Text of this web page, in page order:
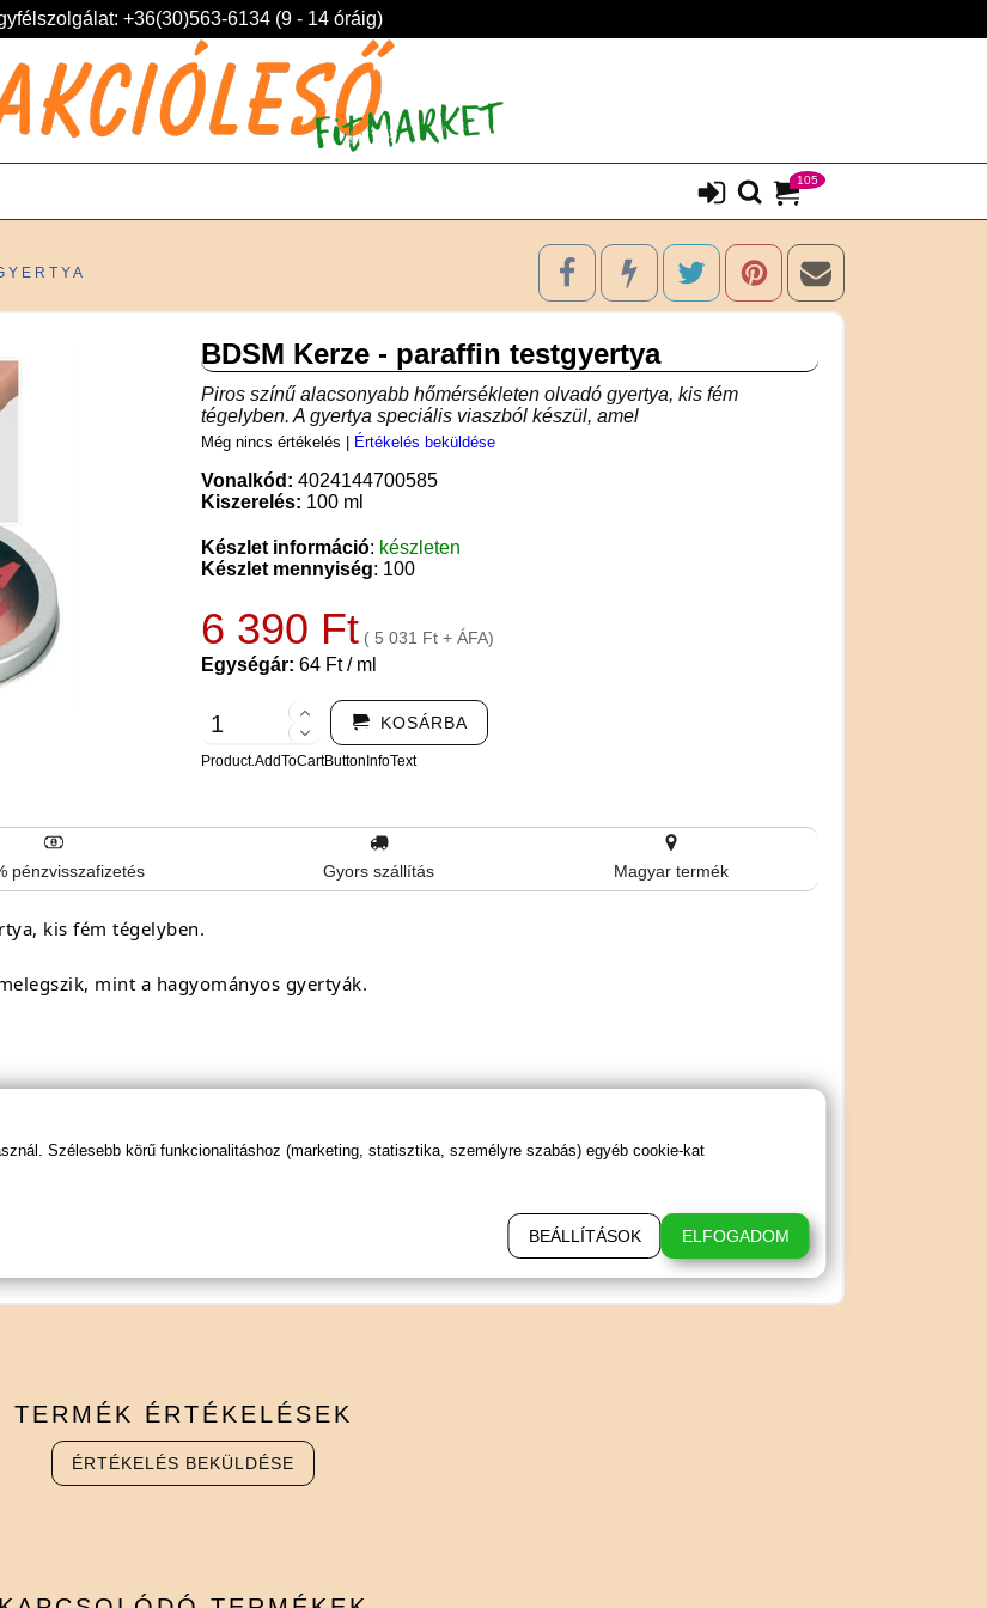
+36(30)563-6134 (9 - 14 óráig)
105
BDSM Kerze - paraffin testgyertya
Piros színű alacsonyabb hőmérsékleten olvadó gyertya, kis fém
tégelyben. A gyertya speciális viaszból készül, amel
Még nincs értékelés Értékelés beküldése
Vonalkód: 4024144700585
Kiszerelés: 100 ml
Készlet információ: készleten
Készlet mennyiség: 100
6 390 Ft ( 5 031 Ft + ÁFA)
Egységár: 64 Ft / ml
KOSÁRBA
Product.AddToCartButtonInfoText
pénzvisszafizetés Gyors szállítás Magyar termék
kis fém tégelyben.
mint a hagyományos gyertyák.
vagy ágyneműből, normál mosószerrel.
TERMÉK ÉRTÉKELÉSEK
ÉRTÉKELÉS BEKÜLDÉSE
Szélesebb körű funkcionalitáshoz (marketing, statisztika, személyre szabás) egyéb cookie-kat
BEÁLLÍTÁSOK ELFOGADOM